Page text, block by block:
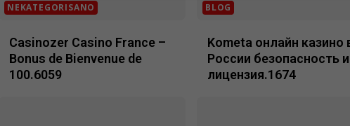
NEKATEGORISANO
Casinozer Casino France –
Bonus de Bienvenue de
100.6059
BLOG
Kometa онлайн казино
России безопасность и
лицензия.1674